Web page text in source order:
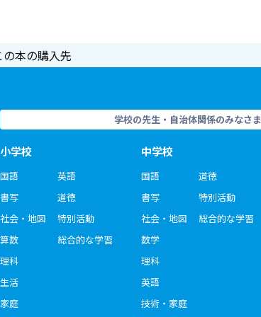
の本の購入先
学校の先生・自治体関係のみなさま
小学校
国語
書写
社会・地図
算数
理科
生活
家庭
英語
道徳
特別活動
総合的な学習
中学校
国語
書写
社会・地図
数学
理科
英語
技術・家庭
道徳
特別活動
総合的な学習